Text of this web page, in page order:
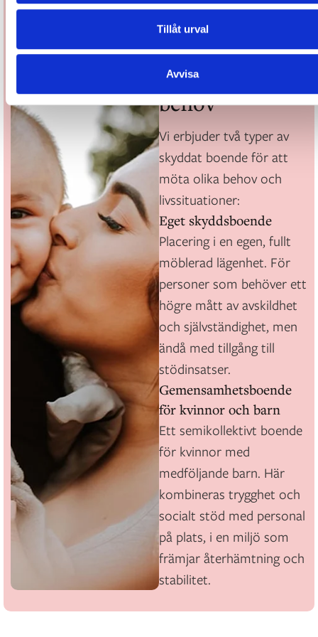
Tillåt urval
Avvisa
Två olika
lösningar –
anpassat efter
behov
Vi erbjuder två typer av
skyddat boende för att
möta olika behov och
livssituationer:
Eget skyddsboende
Placering i en egen, fullt
möblerad lägenhet. För
personer som behöver ett
högre mått av avskildhet
och självständighet, men
ändå med tillgång till
stödinsatser.
Gemensamhetsboende
för kvinnor och barn
Ett semikollektivt boende
för kvinnor med
medföljande barn. Här
kombineras trygghet och
socialt stöd med personal
på plats, i en miljö som
främjar återhämtning och
stabilitet.